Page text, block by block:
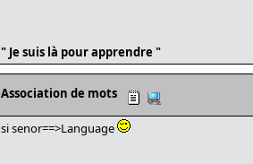
" Je suis là pour apprendre "
Association de mots
si senor==>Language